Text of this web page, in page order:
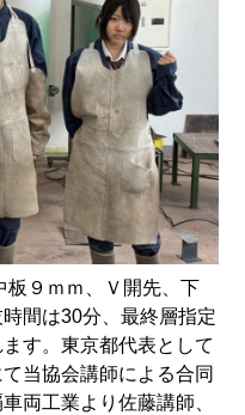
板９ｍｍ、Ｖ開先、下
間は30分、最終層指定
す。東京都代表として
当協会講師による合同
両工業より佐藤講師、